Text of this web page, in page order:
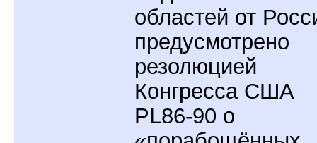
областей от
предусмотрено
резолюцией
Конгресса США
PL86-90 о